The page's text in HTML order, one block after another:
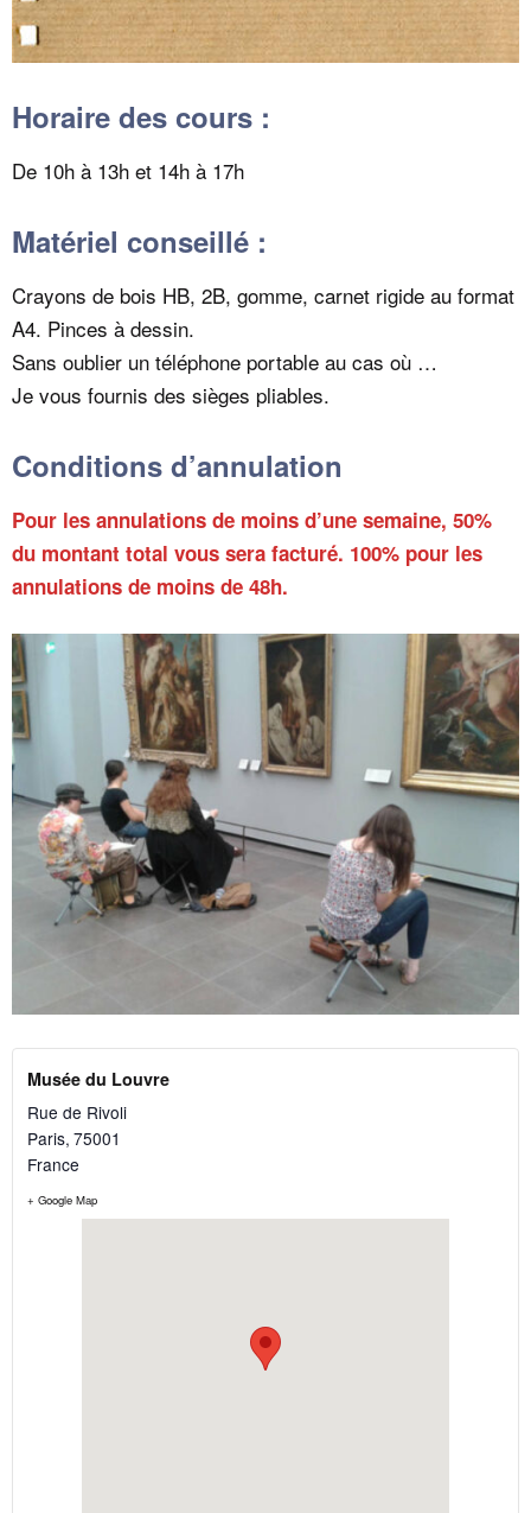
Horaire des cours :
De 10h à 13h et 14h à 17h
Matériel conseillé :
Crayons de bois HB, 2B, gomme, carnet rigide au format
A4. Pinces à dessin.
Sans oublier un téléphone portable au cas où …
Je vous fournis des sièges pliables.
Conditions d’annulation
Pour les annulations de moins d’une semaine, 50%
du montant total vous sera facturé. 100% pour les
annulations de moins de 48h.
Musée du Louvre
Rue de Rivoli
Paris, 75001
France
+ Google Map